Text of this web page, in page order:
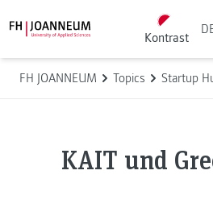
Back to homepage
Kontrast
FH JOANNEUM
Topics Startup
KAIT und